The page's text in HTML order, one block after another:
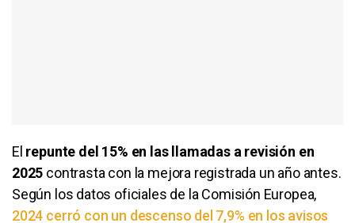
El repunte del 15% en las llamadas a revisión en
2025 contrasta con la mejora registrada un año antes.
Según los datos oficiales de la Comisión Europea,
2024 cerró con un descenso del 7,9% en los avisos